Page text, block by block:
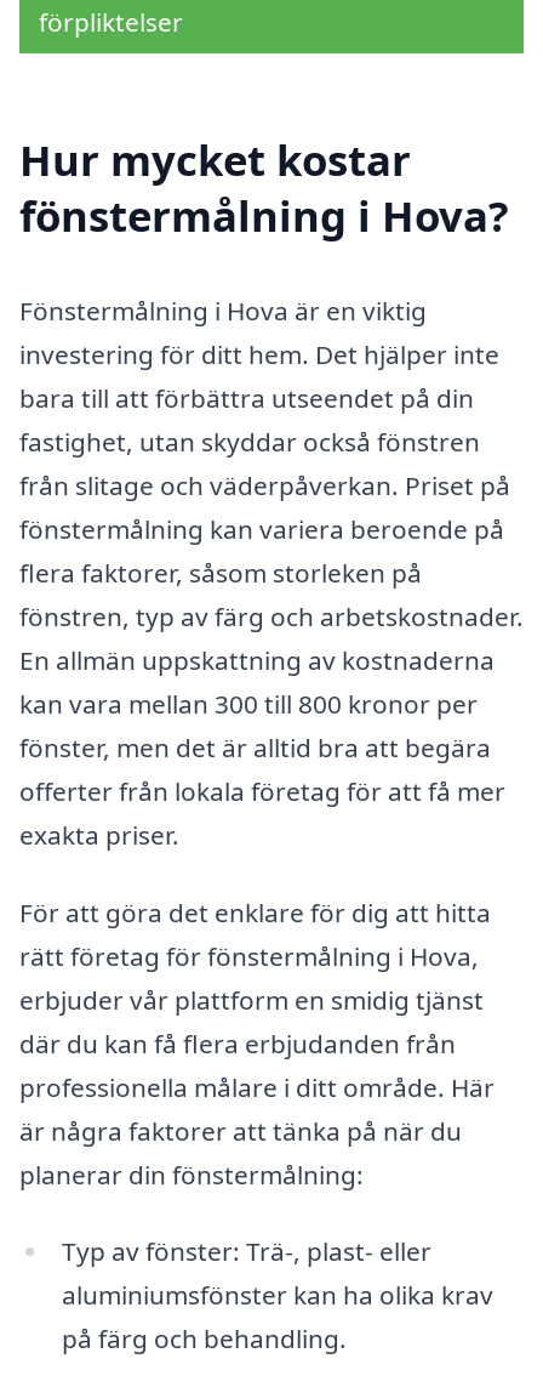
förpliktelser
Hur mycket kostar
fönstermålning i Hova?
Fönstermålning i Hova är en viktig
investering för ditt hem. Det hjälper inte
bara till att förbättra utseendet på din
fastighet, utan skyddar också fönstren
från slitage och väderpåverkan. Priset på
fönstermålning kan variera beroende på
flera faktorer, såsom storleken på
fönstren, typ av färg och arbetskostnader.
En allmän uppskattning av kostnaderna
kan vara mellan 300 till 800 kronor per
fönster, men det är alltid bra att begära
offerter från lokala företag för att få mer
exakta priser.
För att göra det enklare för dig att hitta
rätt företag för fönstermålning i Hova,
erbjuder vår plattform en smidig tjänst
där du kan få flera erbjudanden från
professionella målare i ditt område. Här
är några faktorer att tänka på när du
planerar din fönstermålning:
Typ av fönster: Trä-, plast- eller
aluminiumsfönster kan ha olika krav
på färg och behandling.